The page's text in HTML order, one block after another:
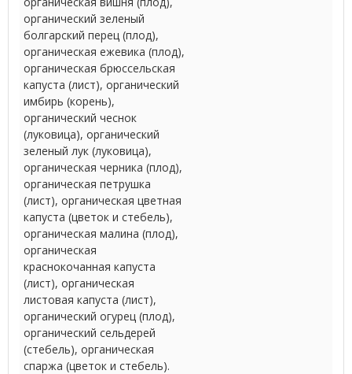
органический зеленый
болгарский перец (плод),
органическая ежевика (плод),
органическая брюссельская
капуста (лист), органический
имбирь (корень),
органический чеснок
(луковица), органический
зеленый лук (луковица),
органическая черника (плод),
органическая петрушка
(лист), органическая цветная
капуста (цветок и стебель),
органическая малина (плод),
органическая
краснокочанная капуста
(лист), органическая
листовая капуста (лист),
органический огурец (плод),
органический сельдерей
(стебель), органическая
спаржа (цветок и стебель).